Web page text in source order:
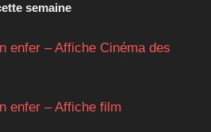
semaine
enfer – Affiche Cinéma des
enfer – Affiche film